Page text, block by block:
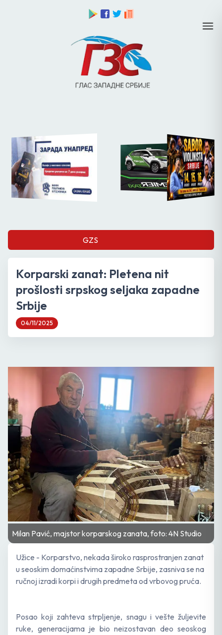
GZS
Korparski zanat: Pletena nit
prošlosti srpskog seljaka zapadne
Srbije
04/11/2025
Milan Pavić, majstor korparskog zanata, foto: 4N Studio
Užice - Korparstvo, nekada široko rasprostranjen zanat
u seoskim domaćinstvima zapadne Srbije, zasniva se na
ručnoj izradi korpi i drugih predmeta od vrbovog pruća.
Posao koji zahteva strpljenje, snagu i vešte žuljevite
ruke, generacijama je bio neizostavan deo seoskog